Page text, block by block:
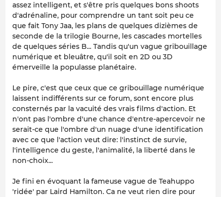
assez intelligent, et s'être pris quelques bons shoots
d'adrénaline, pour comprendre un tant soit peu ce
que fait Tony Jaa, les plans de quelques dizièmes de
seconde de la trilogie Bourne, les cascades mortelles
de quelques séries B... Tandis qu'un vague gribouillage
numérique et bleuâtre, qu'il soit en 2D ou 3D
émerveille la populasse planétaire.
Le pire, c'est que ceux que ce gribouillage numérique
laissent indifférents sur ce forum, sont encore plus
consternés par la vacuité des vrais films d'action. Et
n'ont pas l'ombre d'une chance d'entre-apercevoir ne
serait-ce que l'ombre d'un nuage d'une identification
avec ce que l'action veut dire: l'instinct de survie,
l'intelligence du geste, l'animalité, la liberté dans le
non-choix...
Je fini en évoquant la fameuse vague de Teahuppo
'ridée' par Laird Hamilton. Ca ne veut rien dire pour